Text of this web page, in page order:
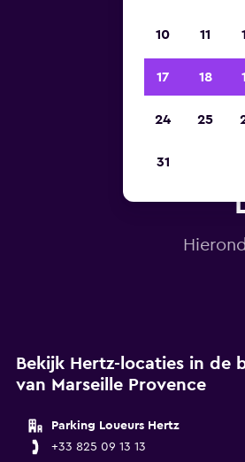
Bekijk Hertz-locaties in de
van Marseille Provence
Parking Loueurs Hertz
+33 825 09 13 13
10 11
17 18
24 25
31